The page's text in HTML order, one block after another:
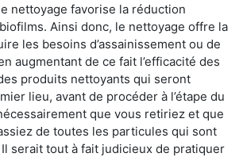
nettoyage favorise la réduction
Ainsi donc, le nettoyage offre la
les besoins d’assainissement ou de
augmentant de ce fait l’efficacité des
produits nettoyants qui seront
lieu, avant de procéder à l’étape du
que vous retiriez et que
de toutes les particules qui sont
serait tout à fait judicieux de pratiquer